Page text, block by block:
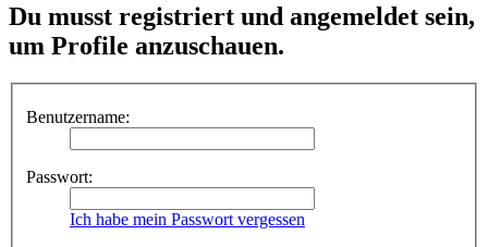
Du musst registriert und angemeldet sein,
um Profile anzuschauen.
Benutzername:
Passwort:
Ich habe mein Passwort vergessen